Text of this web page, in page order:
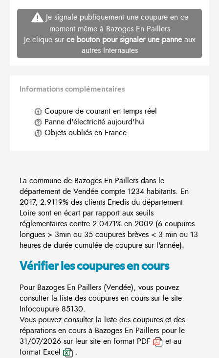
Je signale publiquement une coupure en ce
moment même à Bazoges En Paillers
Je clique sur ce bouton pour signaler une panneaux
autres Internautes
Informations complémentaires
Coupure de courant en temps réel
Panne d'électricité aujourd'hui
Objets oubliés en France
La commune de Bazoges En Paillers dans le
département de Vendée compte 1234 habitants. En
2017, 2.9119% des clients Enedis du département
Loire sont en écart par rapport aux seuils
réglementaires contre 2.0471% en 2009 (6 coupures
longues > 3min ou 35 coupures brèves < 3 min ou 13
heures de durée cumulée de coupure sur l'année).
Vérifier les coupures en cours
Pour Bazoges En Paillers (Vendée), vous pouvez
consulter la liste des coupures en cours sur le site
Infocoupure 85130.
Vous pouvez consulter la liste des coupures et des
réparations en cours à Bazoges En Paillers pour le
31/07/2026 sur leur site en format PDF
et au
format Excel
.